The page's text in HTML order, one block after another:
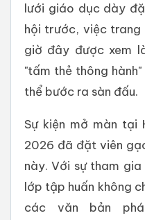
lưới giáo dục dày
hội trước, việc
giờ đây được xem
"tấm thẻ thông
thể bước ra sàn đấu.
Sự kiện mở màn tại
2026 đã đặt viên
này. Với sự tham
lớp tập huấn không
các văn bản